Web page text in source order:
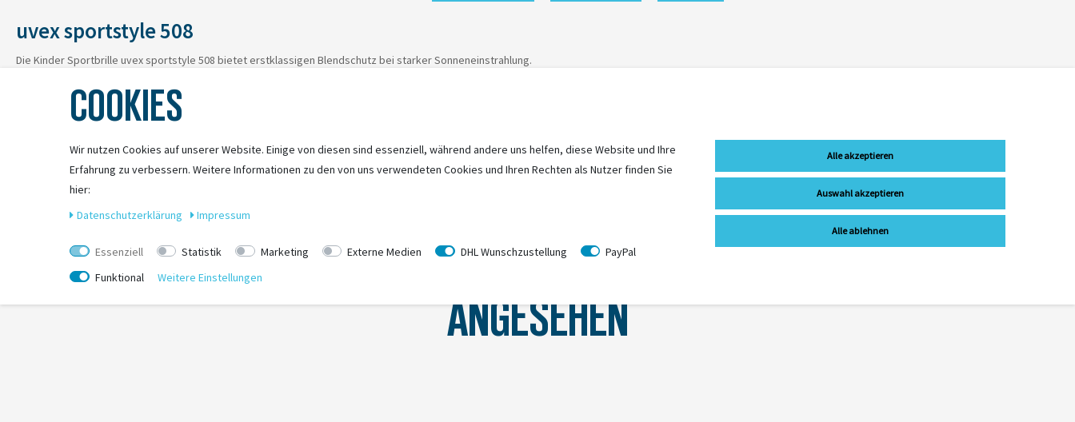
uvex sportstyle 508
Die Kinder Sportbrille uvex sportstyle 508 bietet erstklassigen Blendschutz bei starker Sonneneinstrahlung.
ANGESEHEN
COOKIES
Wir nutzen Cookies auf unserer Website. Einige von diesen sind essenziell, während andere uns helfen, diese Website und Ihre
Erfahrung zu verbessern. Weitere Informationen zu den von uns verwendeten Cookies und Ihren Rechten als Nutzer finden Sie
hier:
Daten­schutz­erklärung
Impressum
Essenziell Statistik Marketing Externe Medien DHL Wunschzustellung
PayPal
Funktional
Weitere Einstellungen
Alle akzeptieren
Auswahl akzeptieren
Alle ablehnen